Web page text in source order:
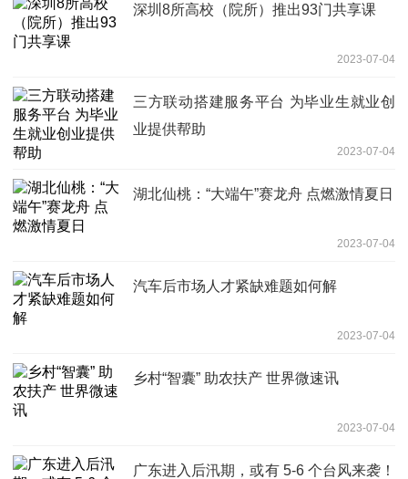
深圳8所高校（院所）推出93门共享课
2023-07-04
三方联动搭建服务平台 为毕业生就业创
业提供帮助
2023-07-04
湖北仙桃：“大端午”赛龙舟 点燃激情夏日
2023-07-04
汽车后市场人才紧缺难题如何解
2023-07-04
乡村“智囊” 助农扶产 世界微速讯
2023-07-04
广东进入后汛期，或有 5-6 个台风来袭！